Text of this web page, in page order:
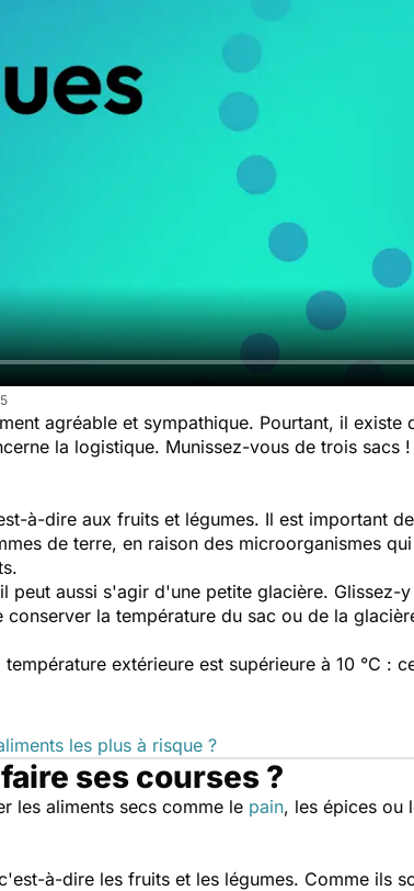
agréable et sympathique. Pourtant, il existe
la logistique. Munissez-vous de trois sacs
à-dire aux fruits et légumes. Il est important
de terre, en raison des microorganismes
peut aussi s'agir d'une petite glacière. Glissez-
la température du sac ou de la
extérieure est supérieure à 10 °C :
les plus à risque ?
ses courses ?
les aliments secs comme le pain, les épices ou
à-dire les fruits et les légumes. Comme ils